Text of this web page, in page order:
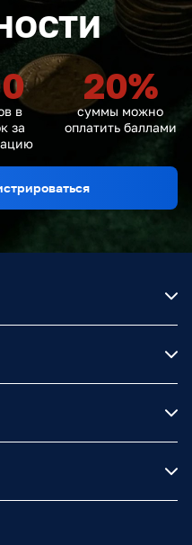
в
за
20%
суммы можно
оплатить баллами